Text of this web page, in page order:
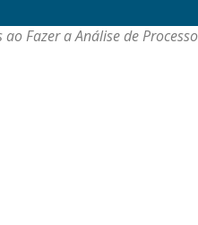
Fazer a Análise de